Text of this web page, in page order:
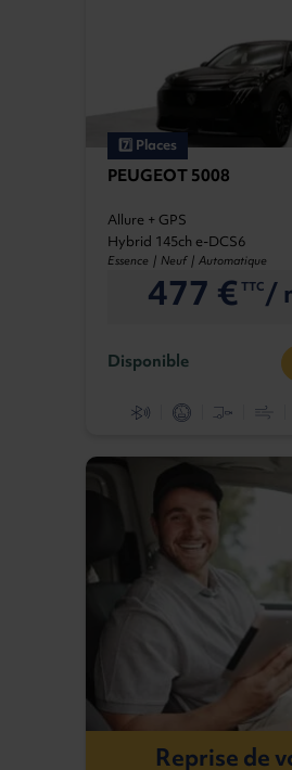
7️⃣ Places
PEUGEOT 5008
Allure + GPS
Hybrid 145ch e-DCS6
Essence | Neuf | Automatique
477 €TTC/
Disponible
Reprise de